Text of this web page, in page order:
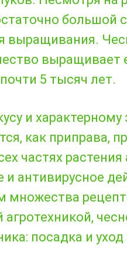
большой
выращивания.
выращивает
5 тысяч лет.
и характерному
как приправа,
частях
антивирусное
посадка и